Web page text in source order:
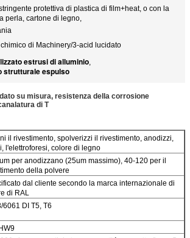
protettiva di plastica di film+heat, o con la
perla, cartone di legno,
di Machinery/3-acid lucidato
estrusi di alluminio,
strutturale espulso
su misura, resistenza della corrosione
di T
il rivestimento, spolverizzi il rivestimento, anodizzi,
l'elettroforesi, colore di legno
per anodizzano (25um massimo), 40-120 per il
della polvere
dal cliente secondo la marca internazionale di
di RAL
6061 DI T5, T6